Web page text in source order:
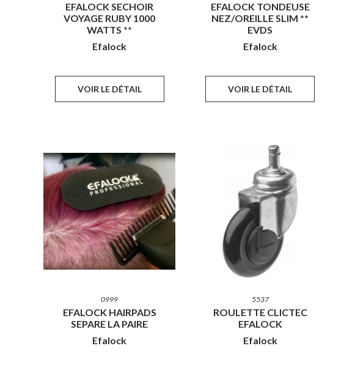
EFALOCK SECHOIR
VOYAGE RUBY 1000
WATTS **
Efalock
VOIR LE DÉTAIL
EFALOCK TONDEUSE
NEZ/OREILLE SLIM **
EVDS
Efalock
VOIR LE DÉTAIL
0999
EFALOCK HAIRPADS
SEPARE LA PAIRE
Efalock
5537
ROULETTE CLICTEC
EFALOCK
Efalock